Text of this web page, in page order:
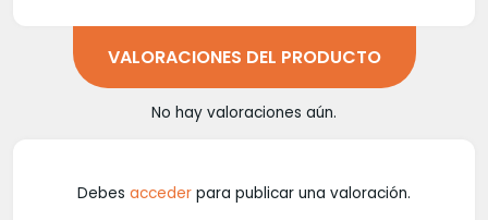
VALORACIONES DEL PRODUCTO
No hay valoraciones aún.
Debes acceder para publicar una valoración.